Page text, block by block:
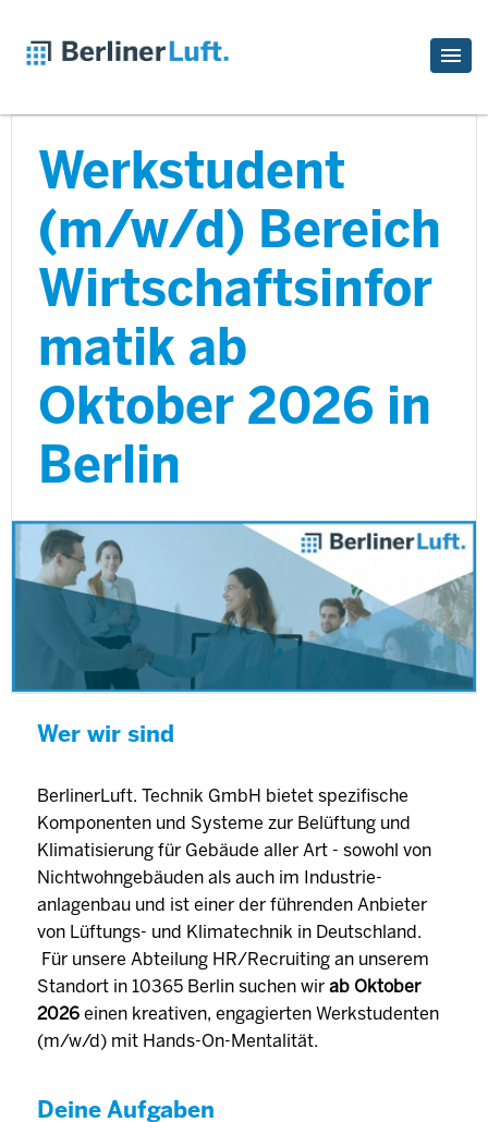
Werkstudent
(m/w/d) Bereich
Wirtschaftsinfor
matik ab
Oktober 2026 in
Berlin
Wer wir sind
BerlinerLuft. Technik GmbH bietet spezifische
Komponenten und Systeme zur Belüftung und
Klimatisierung für Gebäude aller Art - sowohl von
Nichtwohngebäuden als auch im Industrie-
anlagenbau und ist einer der führenden Anbieter
von Lüftungs- und Klimatechnik in Deutschland.
Für unsere Abteilung HR/Recruiting an unserem
Standort in 10365 Berlin suchen wir ab Oktober
2026 einen kreativen, engagierten Werkstudenten
(m/w/d) mit Hands-On-Mentalität.
Deine Aufgaben